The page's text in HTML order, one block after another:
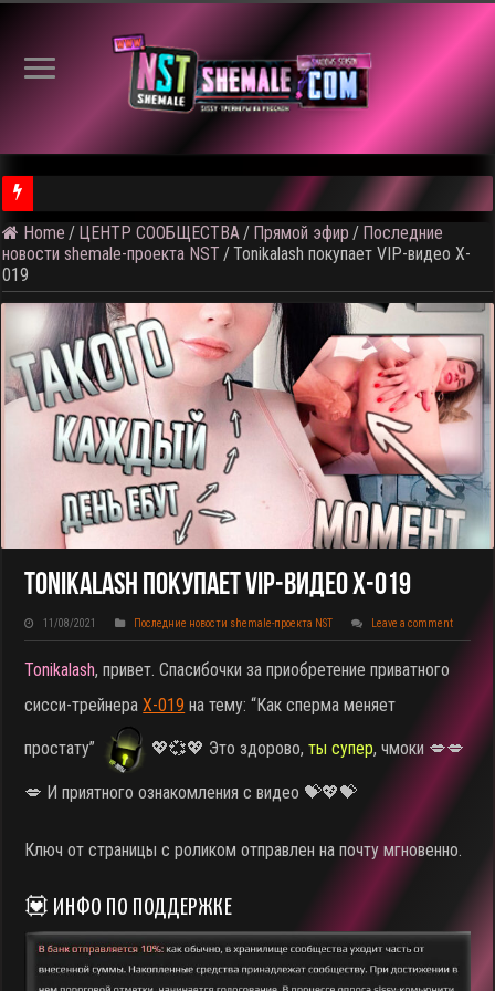
⚠️ Результаты голосования и тема следующего откртытого
Home / ЦЕНТР СООБЩЕСТВА / Прямой эфир / Последние
новости shemale-проекта NST /Tonikalash покупает VIP-видео X-
019
Tonikalash Покупает VIP-Видео X-019
11/08/2021 Последние новости shemale-проекта NST Leave a comment
Tonikalash, привет. Спасибочки за приобретение приватного
сисси-трейнераX-019 на тему: “Как сперма меняет
простату” 💖💞💖 Это здорово,ты супер, чмоки 💋💋
💋 И приятного ознакомления с видео 💝💖💝
Ключ от страницы с роликом отправлен на почту мгновенно.
💟 ИНФО ПО ПОДДЕРЖКЕ